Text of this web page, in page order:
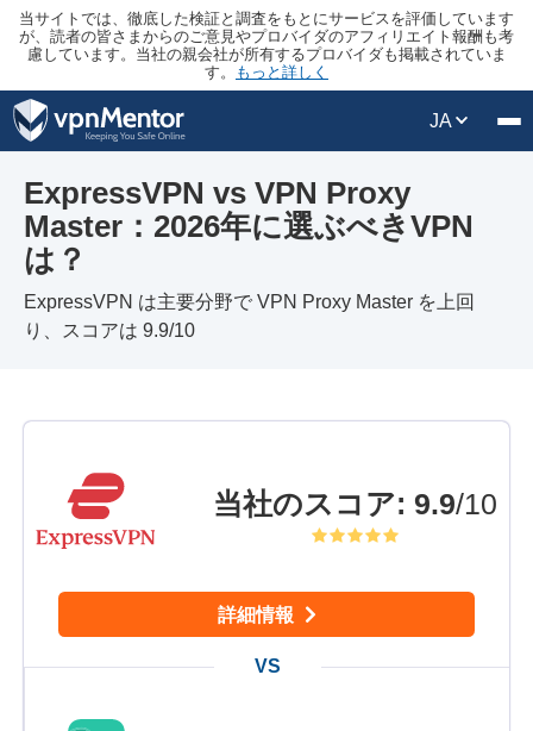
当サイトでは、徹底した検証と調査をもとにサービスを評価しています
が、読者の皆さまからのご意見やプロバイダのアフィリエイト報酬も考
慮しています。当社の親会社が所有するプロバイダも掲載されていま
す。
もっと詳しく
JA
ExpressVPN vs VPN Proxy
Master：2026年に選ぶべきVPN
は？
ExpressVPN は主要分野で VPN Proxy Master を上回
り、スコアは 9.9/10
当社のスコア: 9.9/10
詳細情報